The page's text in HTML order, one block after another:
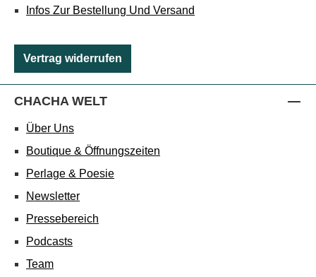
Infos Zur Bestellung Und Versand
Vertrag widerrufen
CHACHA WELT
Über Uns
Boutique & Öffnungszeiten
Perlage & Poesie
Newsletter
Pressebereich
Podcasts
Team